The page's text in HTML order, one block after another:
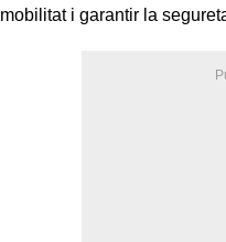
mobilitat i garantir la